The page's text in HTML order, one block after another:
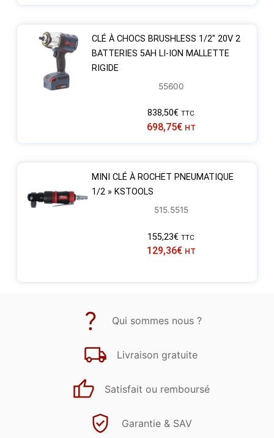
CLÉ À CHOCS BRUSHLESS 1/2″ 20V 2
BATTERIES 5AH LI-ION MALLETTE
RIGIDE
55600
838,50€ TTC
698,75€ HT
MINI CLÉ À ROCHET PNEUMATIQUE
1/2 » KSTOOLS
515.5515
155,23€ TTC
129,36€ HT
Qui sommes nous ?
Livraison gratuite
Satisfait ou remboursé
Garantie & SAV